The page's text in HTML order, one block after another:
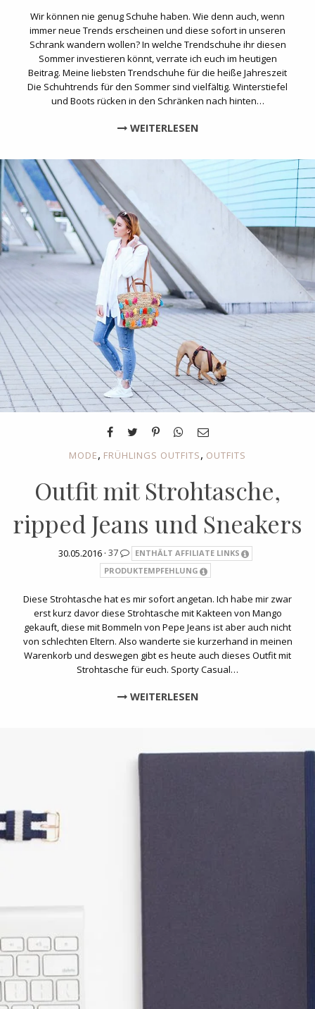
Wir können nie genug Schuhe haben. Wie denn auch, wenn
immer neue Trends erscheinen und diese sofort in unseren
Schrank wandern wollen? In welche Trendschuhe ihr diesen
Sommer investieren könnt, verrate ich euch im heutigen
Beitrag. Meine liebsten Trendschuhe für die heiße Jahreszeit
Die Schuhtrends für den Sommer sind vielfältig. Winterstiefel
und Boots rücken in den Schränken nach hinten…
WEITERLESEN
MODE, FRÜHLINGS OUTFITS, OUTFITS
Outfit mit Strohtasche,
ripped Jeans und Sneakers
30.05.2016 · 37
ENTHÄLT AFFILIATE LINKS
PRODUKTEMPFEHLUNG
Diese Strohtasche hat es mir sofort angetan. Ich habe mir zwar
erst kurz davor diese Strohtasche mit Kakteen von Mango
gekauft, diese mit Bommeln von Pepe Jeans ist aber auch nicht
von schlechten Eltern. Also wanderte sie kurzerhand in meinen
Warenkorb und deswegen gibt es heute auch dieses Outfit mit
Strohtasche für euch. Sporty Casual…
WEITERLESEN